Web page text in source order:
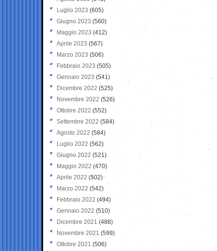
Luglio 2023 (605)
Giugno 2023 (560)
Maggio 2023 (412)
Aprile 2023 (567)
Marzo 2023 (506)
Febbraio 2023 (505)
Gennaio 2023 (541)
Dicembre 2022 (525)
Novembre 2022 (526)
Ottobre 2022 (552)
Settembre 2022 (584)
Agosto 2022 (584)
Luglio 2022 (562)
Giugno 2022 (521)
Maggio 2022 (470)
Aprile 2022 (502)
Marzo 2022 (542)
Febbraio 2022 (494)
Gennaio 2022 (510)
Dicembre 2021 (488)
Novembre 2021 (599)
Ottobre 2021 (506)